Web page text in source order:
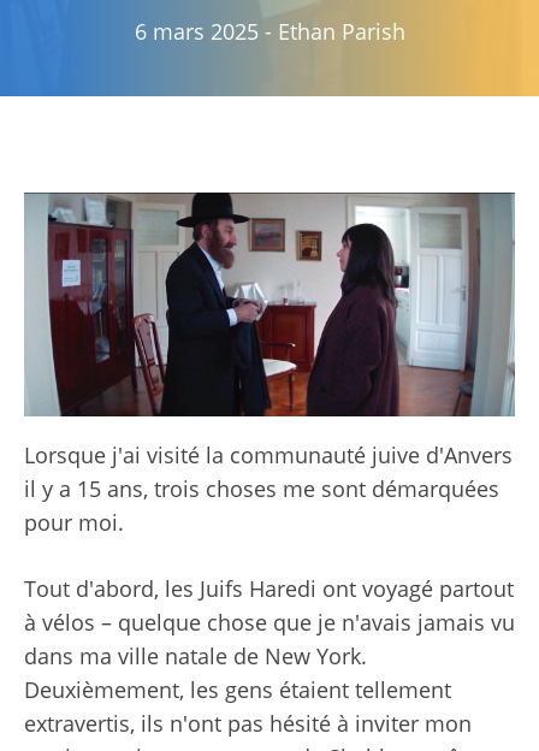
6 mars 2025 - Ethan Parish
Lorsque j'ai visité la communauté juive d'Anvers
il y a 15 ans, trois choses me sont démarquées
pour moi.
Tout d'abord, les Juifs Haredi ont voyagé partout
à vélos – quelque chose que je n'avais jamais vu
dans ma ville natale de New York.
Deuxièmement, les gens étaient tellement
extravertis, ils n'ont pas hésité à inviter mon